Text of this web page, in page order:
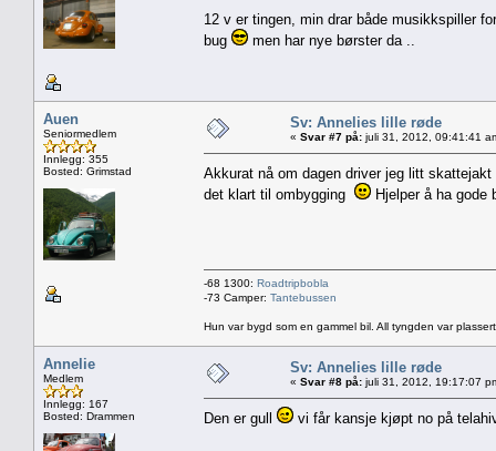
12 v er tingen, min drar både musikkspiller
bug
men har nye børster da ..
Auen
Seniormedlem
Innlegg: 355
Bosted: Grimstad
Sv: Annelies lille røde
« Svar #7 på: juli 31, 2012, 09:41:41
Akkurat nå om dagen driver jeg litt
det klart til ombygging
Hjelper å ha
-68 1300: Roadtripbobla
-73 Camper: Tantebussen
Hun var bygd som en gammel bil. All tyngden var
Annelie
Medlem
Innlegg: 167
Bosted: Drammen
Sv: Annelies lille røde
« Svar #8 på: juli 31, 2012, 19:17:07
Den er gull vi får kansje kjøpt no på